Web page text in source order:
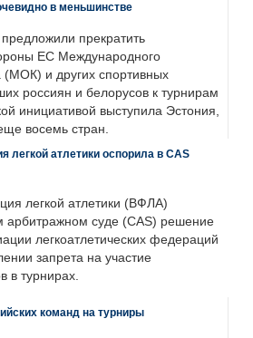
в меньшинстве
прекратить
ЕС Международного
(МОК) и других спортивных
россиян и белорусов к турнирам
инициативой выступила Эстония,
восемь стран.
легкой атлетики оспорила в CAS
легкой атлетики (ВФЛА)
арбитражном суде (CAS) решение
легкоатлетических федераций
запрета на участие
в турнирах.
команд на турниры